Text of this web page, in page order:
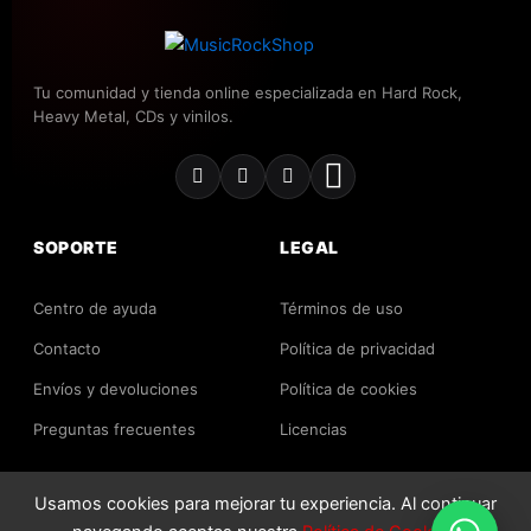
Tu comunidad y tienda online especializada en Hard Rock,
Heavy Metal, CDs y vinilos.
SOPORTE
Centro de ayuda
Contacto
Envíos y devoluciones
Preguntas frecuentes
LEGAL
Términos de uso
Política de privacidad
Política de cookies
Licencias
2026 MusicRockShop. Todos los derechos reservados.
Usamos cookies para mejorar tu experiencia. Al continuar